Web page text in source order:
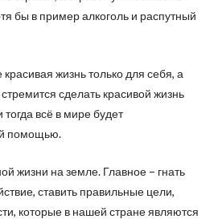
бы в пример алкоголь и распутный
жизнь только для себя, а
сделать красивой жизнь
тогда всё в мире будет
помощью.
жизни на земле. Главное – гнать
ставить правильные цели,
которые в нашей стране являются